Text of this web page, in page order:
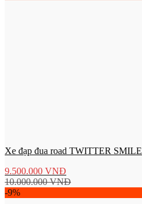
Xe đạp đua road TWITTER
9.500.000 VNĐ
10.000.000VNĐ
-9%